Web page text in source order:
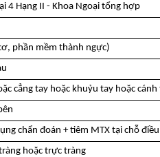
4 Hạng II - Khoa Ngoại tổng hợp
phần mềm thành ngực)
cẳng tay hoặc khuỷu tay hoặc
chẩn đoán + tiêm MTX tại chỗ
hoặc trực tràng